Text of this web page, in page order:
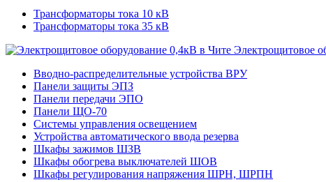
Трансформаторы тока 10 кВ
Трансформаторы тока 35 кВ
Электрощитовое
Вводно-распределительные устройства ВРУ
Панели защиты ЭПЗ
Панели передачи ЭПО
Панели ЩО-70
Системы управления освещением
Устройства автоматического ввода резерва
Шкафы зажимов ШЗВ
Шкафы обогрева выключателей ШОВ
Шкафы регулирования напряжения ШРН, ШРПН